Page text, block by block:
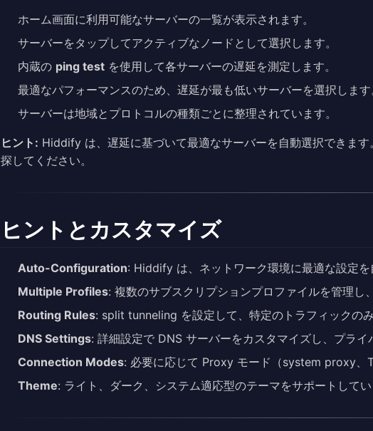
ホーム画面に利用可能なサーバーの一覧が表示されます。
サーバーをタップしてアクティブなノードとして選択します。
内蔵の ping test を使用して各サーバーの遅延を測定します。
最適なパフォーマンスのため、遅延が最も低いサーバーを選択します
サーバーは地域とプロトコルの種類ごとに整理されています。
ヒント: Hiddify は、遅延に基づいて最適なサーバーを自動選択できま
探してください。
ヒントとカスタマイズ
Auto-Configuration: Hiddify は、ネットワーク環境に最適な設定を
Multiple Profiles: 複数のサブスクリプションプロファイルを管理し
Routing Rules: split tunneling を設定して、特定のトラフィックの
DNS Settings: 詳細設定で DNS サーバーをカスタマイズし、プライ
Connection Modes: 必要に応じて Proxy モード（system proxy、
Theme: ライト、ダーク、システム適応型のテーマをサポートしてい